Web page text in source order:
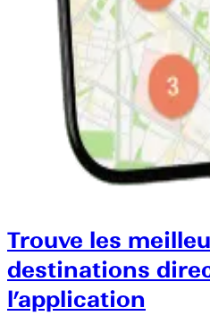
Trouve les
destinations
l’application